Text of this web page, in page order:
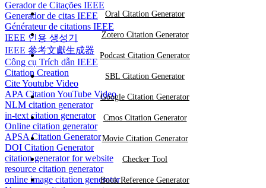
Gerador de Citações IEEE
Generador de citas IEEE
Générateur de citations IEEE
IEEE 인용 생성기
IEEE 參考文獻生成器
Công cụ Trích dẫn IEEE
Citation Creation
Cite Youtube Video
APA Citation YouTube Video
NLM citation generator
in-text citation generator
Online citation generator
APSA Citation Generator
DOI Citation Generator
citation generator for website
resource citation generator
online image citation generator
Oral Citation Generator
Zotero Citation Generator
Podcast Citation Generator
SBL Citation Generator
Google Citation Generator
Cmos Citation Generator
Movie Citation Generator
Checker Tool
Book Reference Generator